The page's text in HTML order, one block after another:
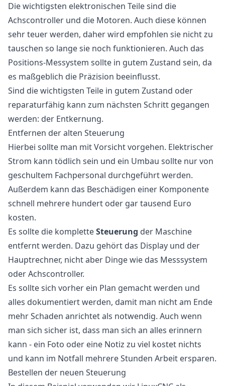
Die wichtigsten elektronischen Teile sind die
Achscontroller und die Motoren. Auch diese können
sehr teuer werden, daher wird empfohlen sie nicht zu
tauschen so lange sie noch funktionieren. Auch das
Positions-Messystem sollte in gutem Zustand sein, da
es maßgeblich die Präzision beeinflusst.
Sind die wichtigsten Teile in gutem Zustand oder
reparaturfähig kann zum nächsten Schritt gegangen
werden: der Entkernung.
Entfernen der alten Steuerung
Hierbei sollte man mit Vorsicht vorgehen. Elektrischer
Strom kann tödlich sein und ein Umbau sollte nur von
geschultem Fachpersonal durchgeführt werden.
Außerdem kann das Beschädigen einer Komponente
schnell mehrere hundert oder gar tausend Euro
kosten.
Es sollte die kompletteSteuerung der Maschine
entfernt werden. Dazu gehört das Display und der
Hauptrechner, nicht aber Dinge wie das Messsystem
oder Achscontroller.
Es sollte sich vorher ein Plan gemacht werden und
alles dokumentiert werden, damit man nicht am Ende
mehr Schaden anrichtet als notwendig. Auch wenn
man sich sicher ist, dass man sich an alles erinnern
kann - ein Foto oder eine Notiz zu viel kostet nichts
und kann im Notfall mehrere Stunden Arbeit ersparen.
Bestellen der neuen Steuerung